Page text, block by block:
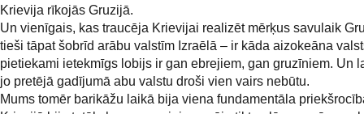
Krievija rīkojās Gruzijā.
Un vienīgais, kas traucēja Krievijai realizēt mērķus savulaik
tieši tāpat šobrīd arābu valstīm Izraēlā – ir kāda aizokeāna
pietiekami ietekmīgs lobijs ir gan ebrejiem, gan gruzīniem. Un
jo pretējā gadījumā abu valstu droši vien vairs nebūtu.
Mums tomēr barikāžu laikā bija viena fundamentāla